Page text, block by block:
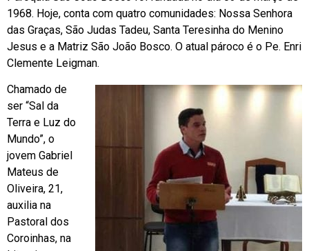
1968. Hoje, conta com quatro comunidades: Nossa Senhora
das Graças, São Judas Tadeu, Santa Teresinha do Menino
Jesus e a Matriz São João Bosco. O atual pároco é o Pe. Enri
Clemente Leigman.
Chamado de
ser “Sal da
Terra e Luz do
Mundo”, o
jovem Gabriel
Mateus de
Oliveira, 21,
auxilia na
Pastoral dos
Coroinhas, na